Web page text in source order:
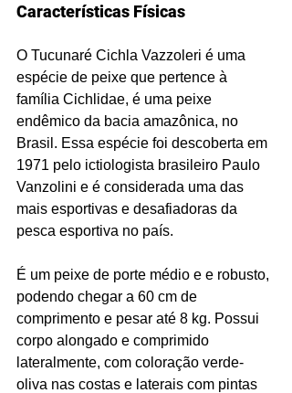
Características Físicas
O Tucunaré Cichla Vazzoleri é uma
espécie de peixe que pertence à
família Cichlidae, é uma peixe
endêmico da bacia amazônica, no
Brasil. Essa espécie foi descoberta em
1971 pelo ictiologista brasileiro Paulo
Vanzolini e é considerada uma das
mais esportivas e desafiadoras da
pesca esportiva no país.
É um peixe de porte médio e e robusto,
podendo chegar a 60 cm de
comprimento e pesar até 8 kg. Possui
corpo alongado e comprimido
lateralmente, com coloração verde-
oliva nas costas e laterais com pintas